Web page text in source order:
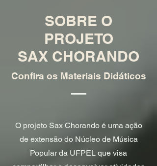
SOBRE O
PROJETO
SAX CHORANDO
Confira os Materiais Didáticos
O projeto Sax Chorando é uma ação
de extensão do Núcleo de Música
Popular da UFPEL que visa